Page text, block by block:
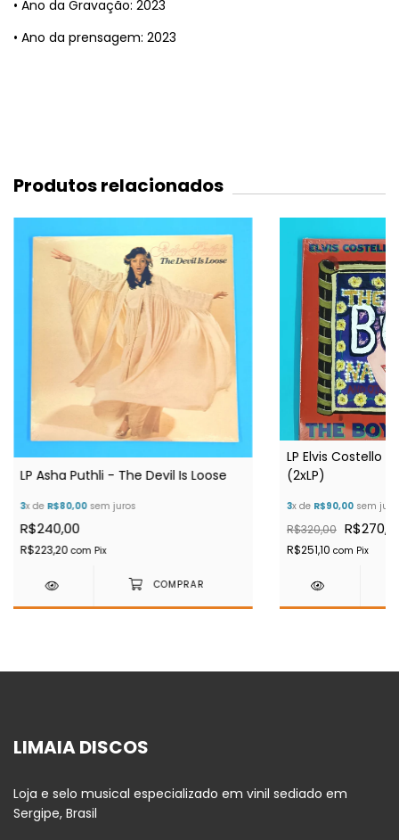
• Ano da Gravação: 2023
• Ano da prensagem: 2023
Produtos relacionados
LP Asha Puthli - The Devil Is Loose
3x de R$80,00sem juros
R$240,00
R$223,20com Pix
LP Elvis Costello
(2xLP)
3x de R$90,00sem
R$320,00
R$251,10 com Pix
LIMAIA DISCOS
Loja e selo musical especializado em vinil sediado em
Sergipe, Brasil